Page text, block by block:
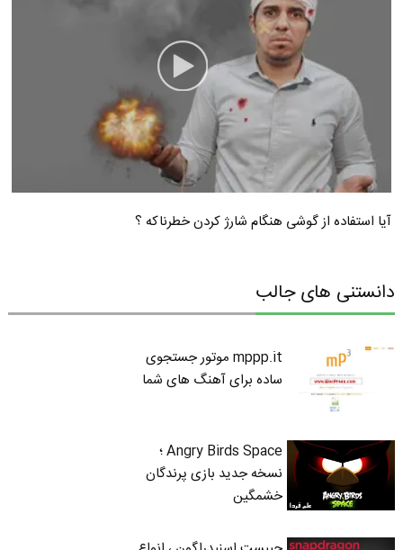
آیا استفاده از گوشی هنگام شارژ کردن خطرناکه ؟
دانستنی های جالب
mppp.it موتور جستجوی
ساده برای آهنگ های شما
Angry Birds Space ؛
نسخه جدید بازی پرندگان
خشمگین